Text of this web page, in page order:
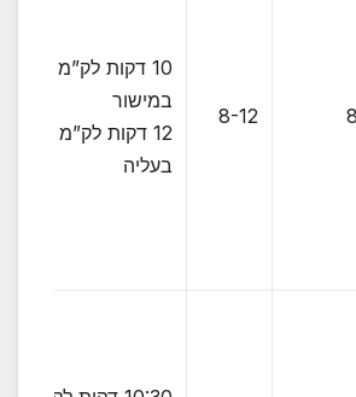
8-12
10 דקות לק”מ
במישור
12 דקות לק”מ
בעליה